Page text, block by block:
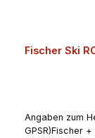
Fischer Ski
Angaben zum
GPSR)Fischer